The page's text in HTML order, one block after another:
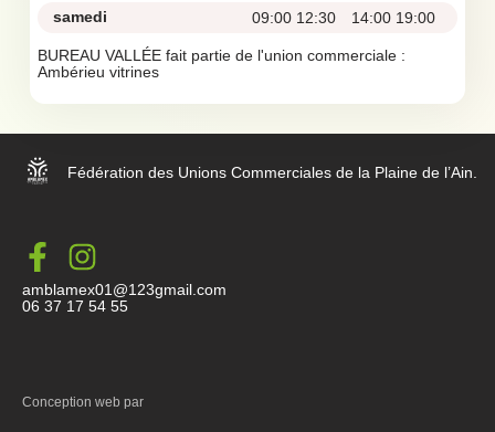
samedi
09:00 12:30 14:00 19:00
BUREAU VALLÉE fait partie de l'union commerciale :
Ambérieu vitrines
Fédération des Unions Commerciales de la Plaine de l’Ain.
amblamex01@123gmail.com
06 37 17 54 55
Conception web par